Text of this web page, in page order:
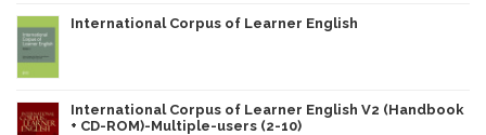
International Corpus of Learner English
International Corpus of Learner English V2 (Handbook
+ CD-ROM)-Multiple-users (2-10)